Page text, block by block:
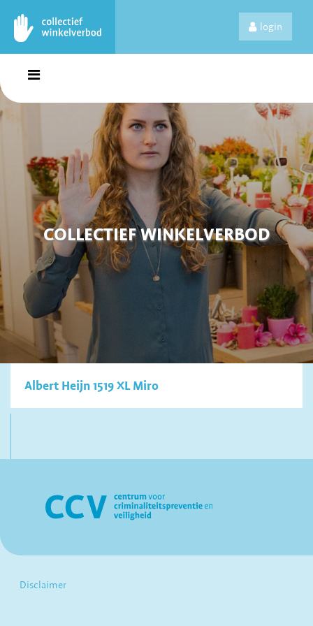
login
COLLECTIEF WINKELVERBOD
Albert Heijn 1519 XL Miro
Disclaimer